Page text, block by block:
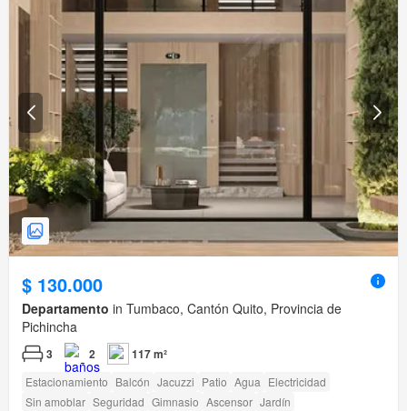
$ 130.000
Departamento in Tumbaco, Cantón Quito, Provincia de
Pichincha
3 2 117 m²
Estacionamiento Balcón Jacuzzi Patio Agua Electricidad
Sin amoblar Seguridad Gimnasio Ascensor Jardín